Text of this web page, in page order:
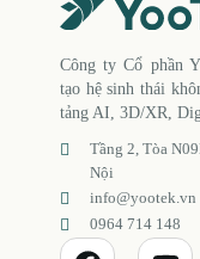
Công ty Cổ phần
tạo hệ sinh thái
tảng AI, 3D/XR,
Tầng 2, Tòa
Nội
info@yootek.vn
0964 714 148